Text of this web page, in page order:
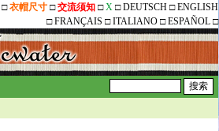
□衣帽尺寸 □交流须知 □X □DEUTSCH □ENGLISH
□FRANÇAIS □ITALIANO □ESPAÑOL □